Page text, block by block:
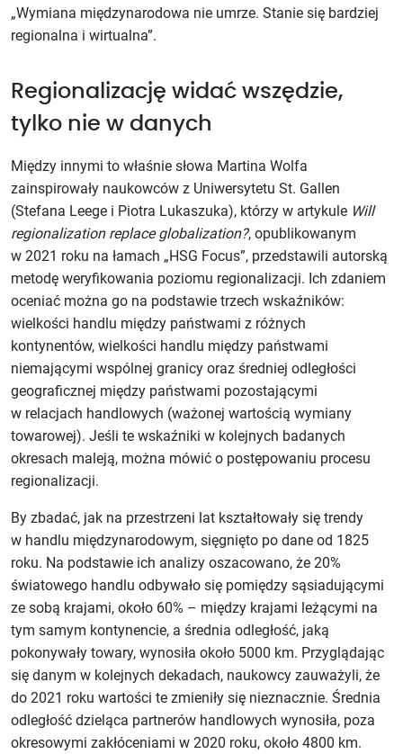
„Wymiana międzynarodowa nie umrze. Stanie się bardziej
regionalna i wirtualna”.
Regionalizację widać wszędzie,
tylko nie w danych
Między innymi to właśnie słowa Martina Wolfa
zainspirowały naukowców z Uniwersytetu St. Gallen
(Stefana Leege i Piotra Lukaszuka), którzy w artykule Will
regionalization replace globalization?, opublikowanym
w 2021 roku na łamach „HSG Focus”, przedstawili autorską
metodę weryfikowania poziomu regionalizacji. Ich zdaniem
oceniać można go na podstawie trzech wskaźników:
wielkości handlu między państwami z różnych
kontynentów, wielkości handlu między państwami
niemającymi wspólnej granicy oraz średniej odległości
geograficznej między państwami pozostającymi
w relacjach handlowych (ważonej wartością wymiany
towarowej). Jeśli te wskaźniki w kolejnych badanych
okresach maleją, można mówić o postępowaniu procesu
regionalizacji.
By zbadać, jak na przestrzeni lat kształtowały się trendy
w handlu międzynarodowym, sięgnięto po dane od 1825
roku. Na podstawie ich analizy oszacowano, że 20%
światowego handlu odbywało się pomiędzy sąsiadującymi
ze sobą krajami, około 60% – między krajami leżącymi na
tym samym kontynencie, a średnia odległość, jaką
pokonywały towary, wynosiła około 5000 km. Przyglądając
się danym w kolejnych dekadach, naukowcy zauważyli, że
do 2021 roku wartości te zmieniły się nieznacznie. Średnia
odległość dzieląca partnerów handlowych wynosiła, poza
okresowymi zakłóceniami w 2020 roku, około 4800 km.